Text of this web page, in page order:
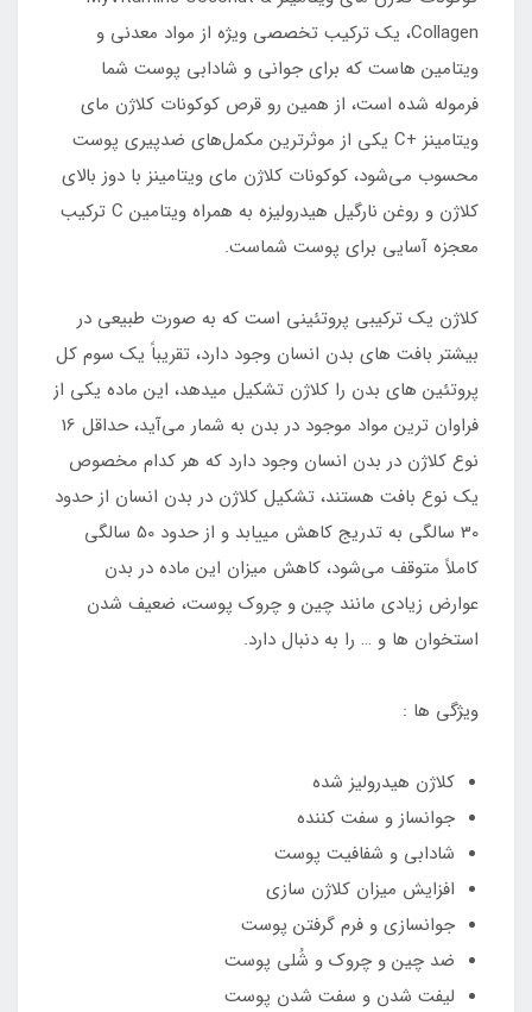
Collagen، یک ترکیب تخصصی ویژه از مواد معدنی و
ویتامین هاست که برای جوانی و شادابی پوست شما
فرموله شده است، از همین رو قرص کوکونات کلاژن مای
ویتامینز +C یکی از موثرترین مکمل‌های ضدپیری پوست
محسوب می‌شود، کوکونات کلاژن مای ویتامینز با دوز بالای
کلاژن و روغن نارگیل هیدرولیزه به همراه ویتامین C ترکیب
معجزه آسایی برای پوست شماست.
کلاژن یک ترکیبی پروتئینی است که به صورت طبیعی در
بیشتر بافت­ های بدن انسان وجود دارد، تقریباً یک سوم کل
پروتئین­ های بدن را کلاژن تشکیل می­دهد، این ماده یکی از
فراوان ترین مواد موجود در بدن به شمار می‌آید، حداقل 16
نوع کلاژن در بدن انسان وجود دارد که هر کدام مخصوص
یک نوع بافت هستند، تشکیل کلاژن در بدن انسان از حدود
30 سالگی به تدریج کاهش می­یابد و از حدود 50 سالگی
کاملاً متوقف می­‌شود، کاهش میزان این ماده در بدن
عوارض زیادی مانند چین و چروک پوست، ضعیف شدن
استخوان­ ها و … را به دنبال دارد.
ویژگی ها :
کلاژن هیدرولیز شده
جوانساز و سفت کننده
شادابی و شفافیت پوست
افزایش میزان کلاژن سازی
جوانسازی و فرم گرفتن پوست
ضد چین و چروک و شُلی پوست
لیفت شدن و سفت شدن پوست